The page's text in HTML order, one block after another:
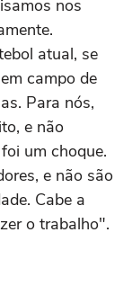
nos
atual, se
campo de
Para nós,
e não
um choque.
e não são
Cabe a
o trabalho".